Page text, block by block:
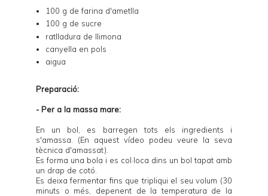
100 g de farina d'ametlla
100 g de sucre
ratlladura de llimona
canyella en pols
aigua
Preparació:
- Per a la massa mare:
En un bol, es barregen tots els ingredients i
s'amassa. (En aquest vídeo podeu veure la seva
tècnica d'amassat).
Es forma una bola i es col·loca dins un bol tapat amb
un drap de cotó.
Es deixa fermentar fins que tripliqui el seu volum (30
minuts o més, depenent de la temperatura de la